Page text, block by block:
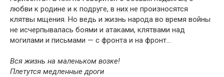
любви к родине и к подруге, в них не произносятся
клятвы мщения. Но ведь и жизнь народа во время войны
не исчерпывалась боями и атаками, клятвами над
могилами и письмами — с фронта и на фронт…
Вся жизнь на маленьком возке!
Плетутся медленные дроги